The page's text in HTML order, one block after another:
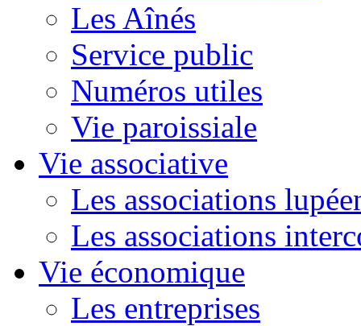
Les Aînés
Service public
Numéros utiles
Vie paroissiale
Vie associative
Les associations
Les associations
Vie économique
Les entreprises